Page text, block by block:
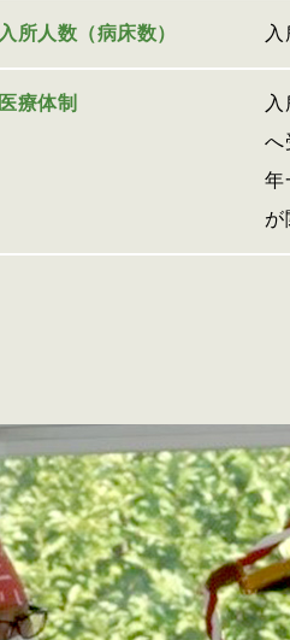
入所人数（病床数）
医療体制
へ
年
が